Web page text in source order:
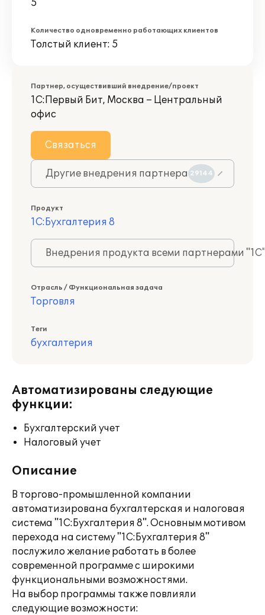
5
Количество одновременно работающих клиентов
Толстый клиент: 5
Партнер, осуществивший внедрение/проект
1С:Первый Бит, Москва – Центральный
офис
Связаться
Другие внедрения партнера 29144
Продукт
1С:Бухгалтерия 8
Внедрения продукта всеми партнерами
Отрасль / Функциональная задача
Торговля
Теги
бухгалтерия
Автоматизированы следующие
функции:
Бухгалтерский учет
Налоговый учет
Описание
В торгово-промышленной компании
автоматизирована бухгалтерская и налоговая
система "1С:Бухгалтерия 8". Основным мотивом
перехода на систему "1С:Бухгалтерия 8"
послужило желание работать в более
современной программе с широкими
функциональными возможностями.
На выбор программы также повлияли
следующие возможности: